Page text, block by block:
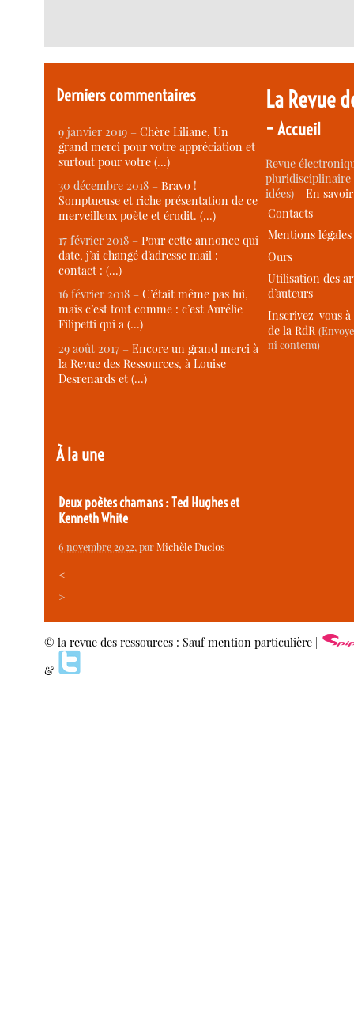
Derniers commentaires
9 janvier 2019 –Chère Liliane, Un
grand merci pour votre appréciation et
surtout pour votre (…)
30 décembre 2018 –Bravo !
Somptueuse et riche présentation de ce
merveilleux poète et érudit. (…)
17 février 2018 –Pour cette annonce qui
date, j’ai changé d’adresse mail :
contact : (…)
16 février 2018 –C’était même pas lui,
mais c’est tout comme : c’est Aurélie
Filipetti qui a (…)
29 août 2017 –Encore un grand merci à
la Revue des Ressources, à Louise
Desrenards et (…)
À la une
Deux poètes chamans : Ted Hughes et
Kenneth White
6 novembre 2022, parMichèle Duclos
<
>
La Revue
-Accueil
Revue
idées) -En
Contacts
Mentions légales
Ours
Utilisation des
d’auteurs
Inscrivez-vous
de la RdR
ni contenu)
© la revue des ressources : Sauf mention particulière |
&